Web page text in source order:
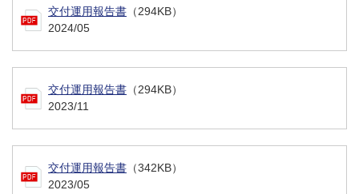
交付運用報告書 （294KB）
2024/05
交付運用報告書 （294KB）
2023/11
交付運用報告書 （342KB）
2023/05